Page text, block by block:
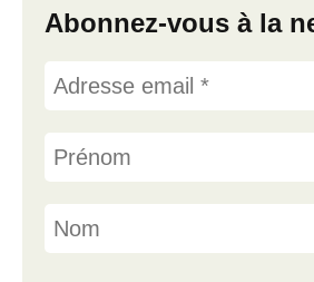
Abonnez-vous à la